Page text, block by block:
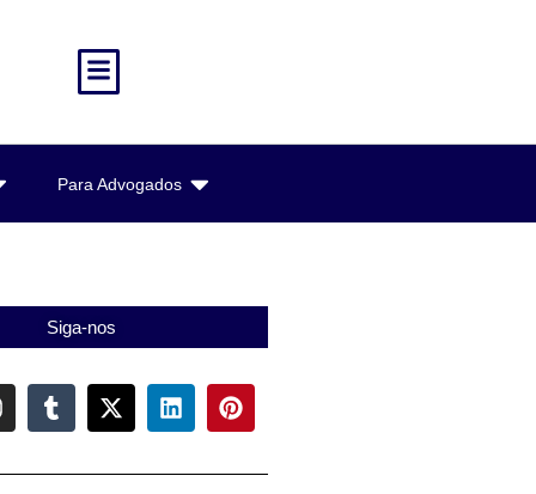
Para Advogados
Siga-nos